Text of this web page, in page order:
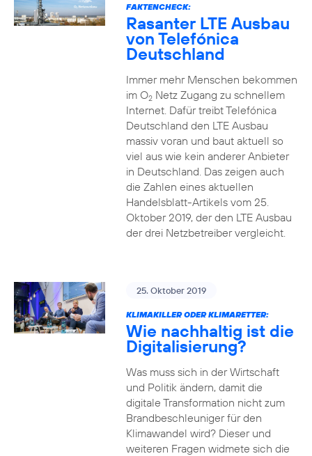
FAKTENCHECK:
Rasanter LTE Ausbau
von Telefónica
Deutschland
Immer mehr Menschen bekommen
im O2Netz Zugang zu schnellem
Internet. Dafür treibt Telefónica
Deutschland den LTE Ausbau
massiv voran und baut aktuell so
viel aus wie kein anderer Anbieter
in Deutschland. Das zeigen auch
die Zahlen eines aktuellen
Handelsblatt-Artikels vom 25.
Oktober 2019, der den LTE Ausbau
der drei Netzbetreiber vergleicht.
25. Oktober 2019
KLIMAKILLER ODER KLIMARETTER:
Wie nachhaltig ist die
Digitalisierung?
Was muss sich in der Wirtschaft
und Politik ändern, damit die
digitale Transformation nicht zum
Brandbeschleuniger für den
Klimawandel wird? Dieser und
weiteren Fragen widmete sich die